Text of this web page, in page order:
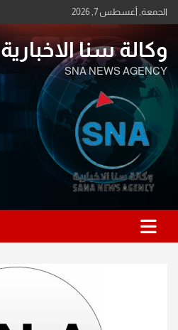
Skip
to
الجمعة, أغسطس 7, 2026
وكالة سنا الاخبارية
SNA NEWS AGENCY